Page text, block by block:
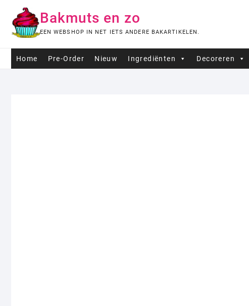
naar
Bakmuts en zo
EEN WEBSHOP IN NET IETS ANDERE BAKARTIKELEN.
Home Pre-Order Nieuw Ingrediënten Decoreren